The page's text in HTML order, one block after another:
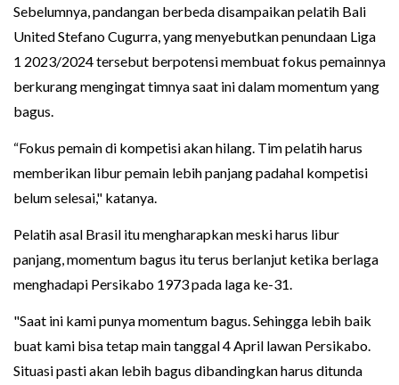
Sebelumnya, pandangan berbeda disampaikan pelatih Bali
United Stefano Cugurra, yang menyebutkan penundaan Liga
1 2023/2024 tersebut berpotensi membuat fokus pemainnya
berkurang mengingat timnya saat ini dalam momentum yang
bagus.
“Fokus pemain di kompetisi akan hilang. Tim pelatih harus
memberikan libur pemain lebih panjang padahal kompetisi
belum selesai," katanya.
Pelatih asal Brasil itu mengharapkan meski harus libur
panjang, momentum bagus itu terus berlanjut ketika berlaga
menghadapi Persikabo 1973 pada laga ke-31.
"Saat ini kami punya momentum bagus. Sehingga lebih baik
buat kami bisa tetap main tanggal 4 April lawan Persikabo.
Situasi pasti akan lebih bagus dibandingkan harus ditunda